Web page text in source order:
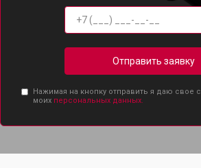
Отправить заявку
Нажимая на кнопку отправить я даю свое
моих персональных данных.